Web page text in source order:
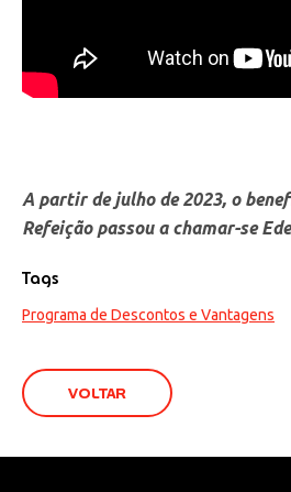
A partir de julho de 2023, o
Refeição passou a chamar-se
Tags
Programa de Descontos e Vantagens
VOLTAR